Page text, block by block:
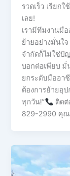
รวดเร็ว เรียก
เลย!
เรามีทีมงานมื
ย้ายอย่างมั่นใ
จำกัดก็ไม่ใช่ปั
บอกต่อเพียบ มั่
ยกระดับมืออา
ต้องการย้ายอุ
ทุกวัน!”
ติด
829-2990 คุณ